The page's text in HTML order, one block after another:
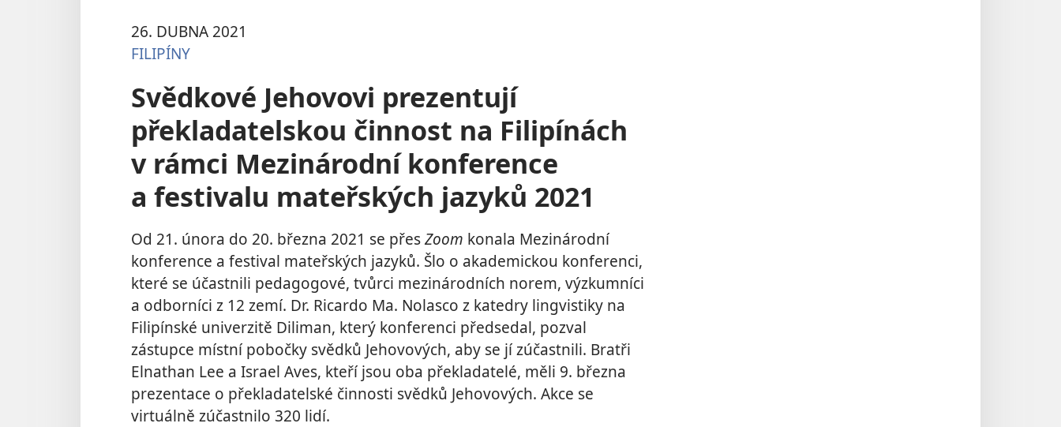
26. DUBNA 2021
FILIPÍNY
Svědkové Jehovovi prezentují
překladatelskou činnost na Filipínách
v rámci Mezinárodní konference
a festivalu mateřských jazyků 2021
Od 21. února do 20. března 2021 se přesZoom konala Mezinárodní
konference a festival mateřských jazyků. Šlo o akademickou konferenci,
které se účastnili pedagogové, tvůrci mezinárodních norem, výzkumníci
a odborníci z 12 zemí. Dr. Ricardo Ma. Nolasco z katedry lingvistiky na
Filipínské univerzitě Diliman, který konferenci předsedal, pozval
zástupce místní pobočky svědků Jehovových, aby se jí zúčastnili. Bratři
Elnathan Lee a Israel Aves, kteří jsou oba překladatelé, měli 9. března
prezentace o překladatelské činnosti svědků Jehovových. Akce se
virtuálně zúčastnilo 320 lidí.